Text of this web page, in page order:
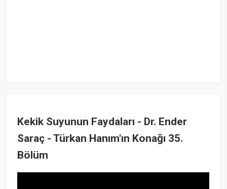
Kekik Suyunun Faydaları - Dr. Ender
Saraç - Türkan Hanım'ın Konağı 35.
Bölüm